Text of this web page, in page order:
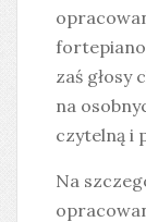
zaś głosy
na
czytelną i
Na